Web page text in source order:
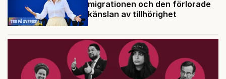
migrationen och den förlorade
känslan av tillhörighet